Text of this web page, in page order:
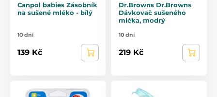
Canpol babies Zásobník
na sušené mléko - bílý
10 dní
139 Kč
Dr.Browns Dr.Browns
Dávkovač sušeného
mléka, modrý
10 dní
219 Kč